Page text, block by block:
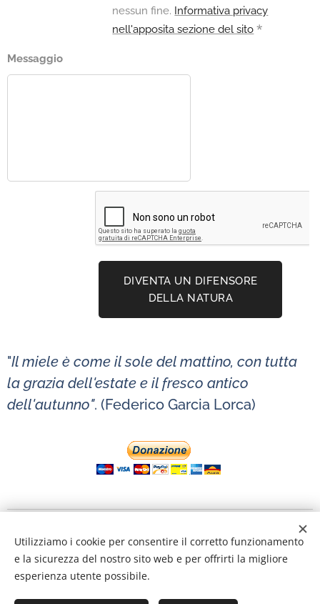
nessun fine. Informativa privacy
nell'apposita sezione del sito
Messaggio
DIVENTA UN DIFENSORE
DELLA NATURA
"Il miele è come il sole del mattino, con tutta
la grazia dell'estate e il fresco antico
dell'autunno". (Federico Garcia Lorca)
94644300157 | Tutti i diritti riservati. Powered:: sito autoprodotto e
gestito col cuore dai nostri volontari.
Utilizziamo i cookie per consentire il corretto funzionamento
e la sicurezza del nostro sito web e per offrirti la migliore
esperienza utente possibile.